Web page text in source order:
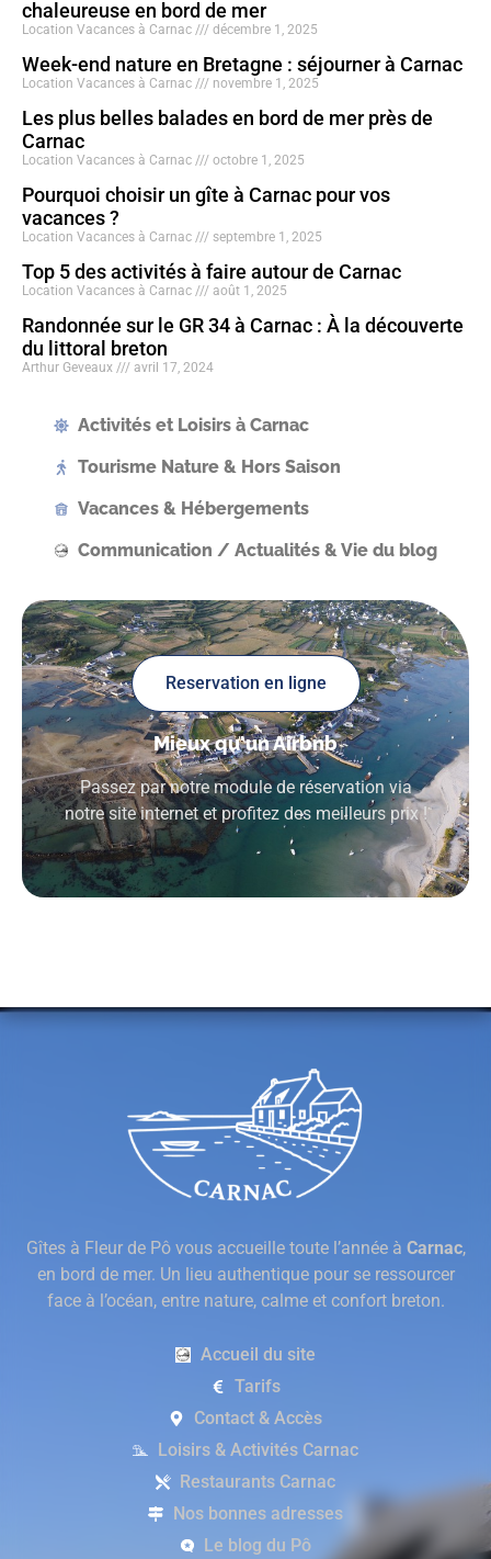
chaleureuse en bord de mer
Location Vacances à Carnac décembre 1, 2025
Week-end nature en Bretagne : séjourner à Carnac
Location Vacances à Carnac novembre 1, 2025
Les plus belles balades en bord de mer près de
Carnac
Location Vacances à Carnac octobre 1, 2025
Pourquoi choisir un gîte à Carnac pour vos
vacances ?
Location Vacances à Carnac septembre 1, 2025
Top 5 des activités à faire autour de Carnac
Location Vacances à Carnac août 1, 2025
Randonnée sur le GR 34 à Carnac : À la découverte
du littoral breton
Arthur Geveaux avril 17, 2024
Activités et Loisirs à Carnac
Tourisme Nature & Hors Saison
Vacances & Hébergements
Communication / Actualités & Vie du blog
Reservation en ligne
Mieux qu'un Airbnb
Passez par notre module de réservation via
notre site internet et profitez des meilleurs prix !
Gîtes à Fleur de Pô vous accueille toute l’année à Carnac,
en bord de mer. Un lieu authentique pour se ressourcer
face à l’océan, entre nature, calme et confort breton.
Accueil du site
Tarifs
Contact & Accès
Loisirs & Activités Carnac
Restaurants Carnac
Nos bonnes adresses
Le blog du Pô